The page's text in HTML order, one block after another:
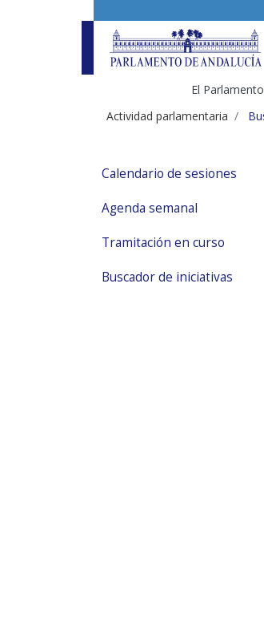
El Parlamento
Actividad parlamentaria
Calendario de sesiones
Agenda semanal
Tramitación en curso
Buscador de iniciativas